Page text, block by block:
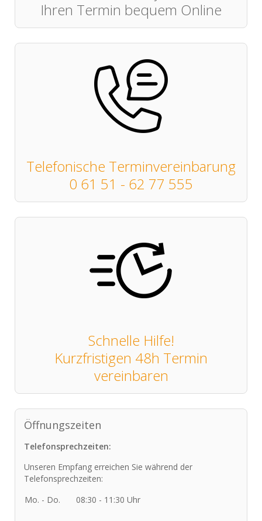
Ihren Termin bequem Online
Telefonische Terminvereinbarung
0 61 51 - 62 77 555
Schnelle Hilfe!
Kurzfristigen 48h Termin
vereinbaren
Öffnungszeiten
Telefonsprechzeiten:
Unseren Empfang erreichen Sie während der
Telefonsprechzeiten:
Mo. - Do.
08:30 - 11:30 Uhr